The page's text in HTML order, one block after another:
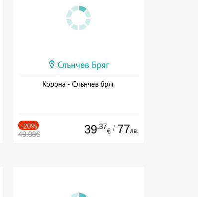
Слънчев Бряг
Корона - Слънчев бряг
-20%
49.08€ 39.37
€ / 77лв.